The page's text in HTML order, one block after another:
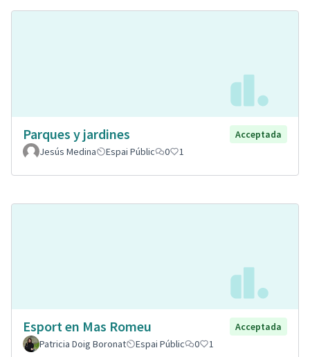
Parques y jardines
Acceptada
Jesús Medina
Espai Públic 0 1
Esport en Mas Romeu
Acceptada
Patricia Doig Boronat
Espai Públic 0 1